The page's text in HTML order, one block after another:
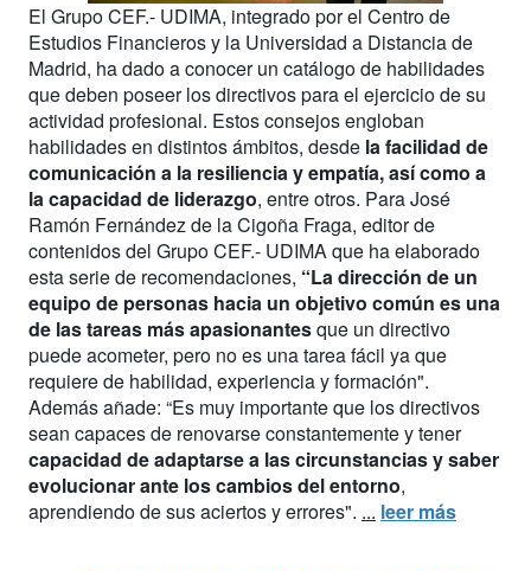
El Grupo CEF.- UDIMA, integrado por el Centro de
Estudios Financieros y la Universidad a Distancia de
Madrid, ha dado a conocer un catálogo de habilidades
que deben poseer los directivos para el ejercicio de su
actividad profesional. Estos consejos engloban
habilidades en distintos ámbitos, desde la facilidad de
comunicación a la resiliencia y empatía, así como a
la capacidad de liderazgo, entre otros. Para José
Ramón Fernández de la Cigoña Fraga, editor de
contenidos del Grupo CEF.- UDIMA que ha elaborado
esta serie de recomendaciones, “La dirección de un
equipo de personas hacia un objetivo común es una
de las tareas más apasionantesque un directivo
puede acometer, pero no es una tarea fácil ya que
requiere de habilidad, experiencia y formación".
Además añade: “Es muy importante que los directivos
sean capaces de renovarse constantemente y tener
capacidad de adaptarse a las circunstancias y saber
evolucionar ante los cambios del entorno,
aprendiendo de sus aciertos y errores". ... leer más